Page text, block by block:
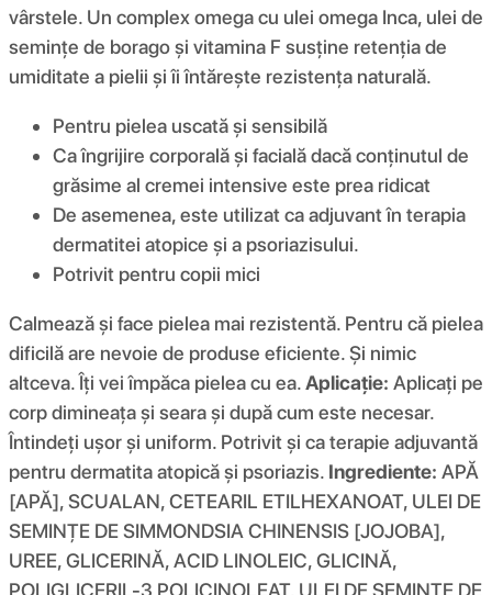
vârstele. Un complex omega cu ulei omega Inca, ulei de
semințe de borago și vitamina F susține retenția de
umiditate a pielii și îi întărește rezistența naturală.
Pentru pielea uscată și sensibilă
Ca îngrijire corporală și facială dacă conținutul de
grăsime al cremei intensive este prea ridicat
De asemenea, este utilizat ca adjuvant în terapia
dermatitei atopice și a psoriazisului.
Potrivit pentru copii mici
Calmează și face pielea mai rezistentă. Pentru că pielea
dificilă are nevoie de produse eficiente. Și nimic
altceva. Îți vei împăca pielea cu ea.Aplicație: Aplicați pe
corp dimineața și seara și după cum este necesar.
Întindeți ușor și uniform. Potrivit și ca terapie adjuvantă
pentru dermatita atopică și psoriazis. Ingrediente: APĂ
[APĂ], SCUALAN, CETEARIL ETILHEXANOAT, ULEI DE
SEMINȚE DE SIMMONDSIA CHINENSIS [JOJOBA],
UREE, GLICERINĂ, ACID LINOLEIC, GLICINĂ,
POLIGLICERIL-3 POLICINOLEAT, ULEI DE SEMINȚE DE